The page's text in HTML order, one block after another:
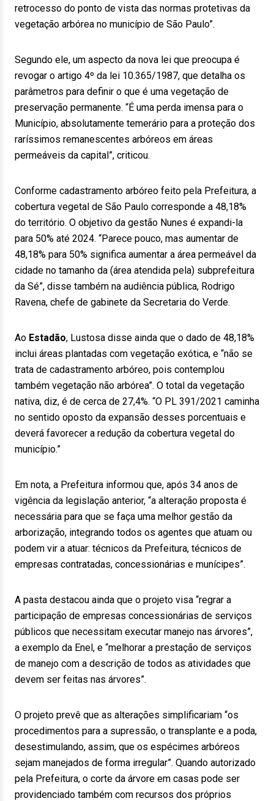
retrocesso do ponto de vista das normas protetivas da
vegetação arbórea no município de São Paulo”.
Segundo ele, um aspecto da nova lei que preocupa é
revogar o artigo 4º da lei 10.365/1987, que detalha os
parâmetros para definir o que é uma vegetação de
preservação permanente. “É uma perda imensa para o
Município, absolutamente temerário para a proteção dos
raríssimos remanescentes arbóreos em áreas
permeáveis da capital”, criticou.
Conforme cadastramento arbóreo feito pela Prefeitura, a
cobertura vegetal de São Paulo corresponde a 48,18%
do território. O objetivo da gestão Nunes é expandi-la
para 50% até 2024. “Parece pouco, mas aumentar de
48,18% para 50% significa aumentar a área permeável da
cidade no tamanho da (área atendida pela) subprefeitura
da Sé”, disse também na audiência pública, Rodrigo
Ravena, chefe de gabinete da Secretaria do Verde.
Ao Estadão, Lustosa disse ainda que o dado de 48,18%
inclui áreas plantadas com vegetação exótica, e “não se
trata de cadastramento arbóreo, pois contemplou
também vegetação não arbórea”. O total da vegetação
nativa, diz, é de cerca de 27,4%. “O PL 391/2021 caminha
no sentido oposto da expansão desses porcentuais e
deverá favorecer a redução da cobertura vegetal do
município.”
Em nota, a Prefeitura informou que, após 34 anos de
vigência da legislação anterior, “a alteração proposta é
necessária para que se faça uma melhor gestão da
arborização, integrando todos os agentes que atuam ou
podem vir a atuar: técnicos da Prefeitura, técnicos de
empresas contratadas, concessionárias e munícipes”.
A pasta destacou ainda que o projeto visa “regrar a
participação de empresas concessionárias de serviços
públicos que necessitam executar manejo nas árvores”,
a exemplo da Enel, e “melhorar a prestação de serviços
de manejo com a descrição de todos as atividades que
devem ser feitas nas árvores”.
O projeto prevê que as alterações simplificariam “os
procedimentos para a supressão, o transplante e a poda,
desestimulando, assim, que os espécimes arbóreos
sejam manejados de forma irregular”. Quando autorizado
pela Prefeitura, o corte da árvore em casas pode ser
providenciado também com recursos dos próprios